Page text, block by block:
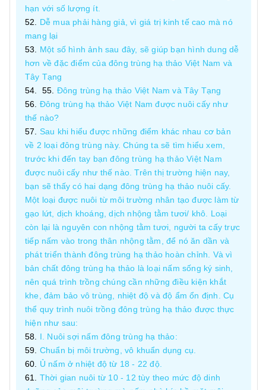
hạn với số lượng ít.
Dễ mua phải hàng giả, vì giá trị kinh tế cao mà nó
mang lại
Một số hình ảnh sau đây, sẽ giúp bạn hình dung dễ
hơn về đặc điểm của đông trùng hạ thảo Việt Nam và
Tây Tạng
Đông trùng hạ thảo Việt Nam và Tây Tạng
Đông trùng hạ thảo Việt Nam được nuôi cấy như
thế nào?
Sau khi hiểu được những điểm khác nhau cơ bản
về 2 loại đông trùng này. Chúng ta sẽ tìm hiểu xem,
trước khi đến tay bạn đông trùng hạ thảo Việt Nam
được nuôi cấy như thế nào. Trên thị trường hiện nay,
bạn sẽ thấy có hai dạng đông trùng hạ thảo nuôi cấy.
Một loại được nuôi từ môi trường nhân tạo được làm từ
gạo lứt, dịch khoáng, dịch nhộng tằm tươi/ khô. Loại
còn lại là nguyên con nhộng tằm tươi, người ta cấy trực
tiếp nấm vào trong thân nhộng tằm, để nó ăn dần và
phát triển thành đông trùng hạ thảo hoàn chỉnh. Và vì
bản chất đông trùng hạ thảo là loại nấm sống ký sinh,
nên quá trình trồng chúng cần những điều kiện khắt
khe, đảm bảo vô trùng, nhiệt độ và độ ẩm ổn định. Cụ
thể quy trình nuôi trồng đông trùng hạ thảo được thực
hiện như sau:
I. Nuôi sợi nấm đông trùng hạ thảo:
Chuẩn bị môi trường, vô khuẩn dụng cụ.
Ủ nấm ở nhiệt độ từ 18 - 22 độ.
Thời gian nuôi từ 10 - 12 tùy theo mức độ dinh